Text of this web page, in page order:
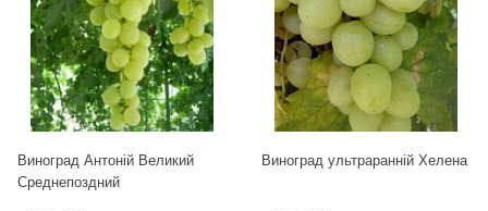
Виноград Антоній Великий
Среднепоздний
Виноград ультраранній Хелена